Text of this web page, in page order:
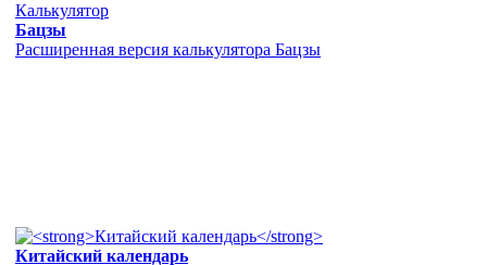
Калькулятор
Бацзы
Расширенная версия калькулятора Бацзы
Китайский календарь